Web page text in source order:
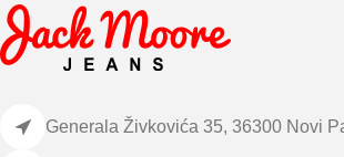
Generala Živkovića 35, 36300 Novi